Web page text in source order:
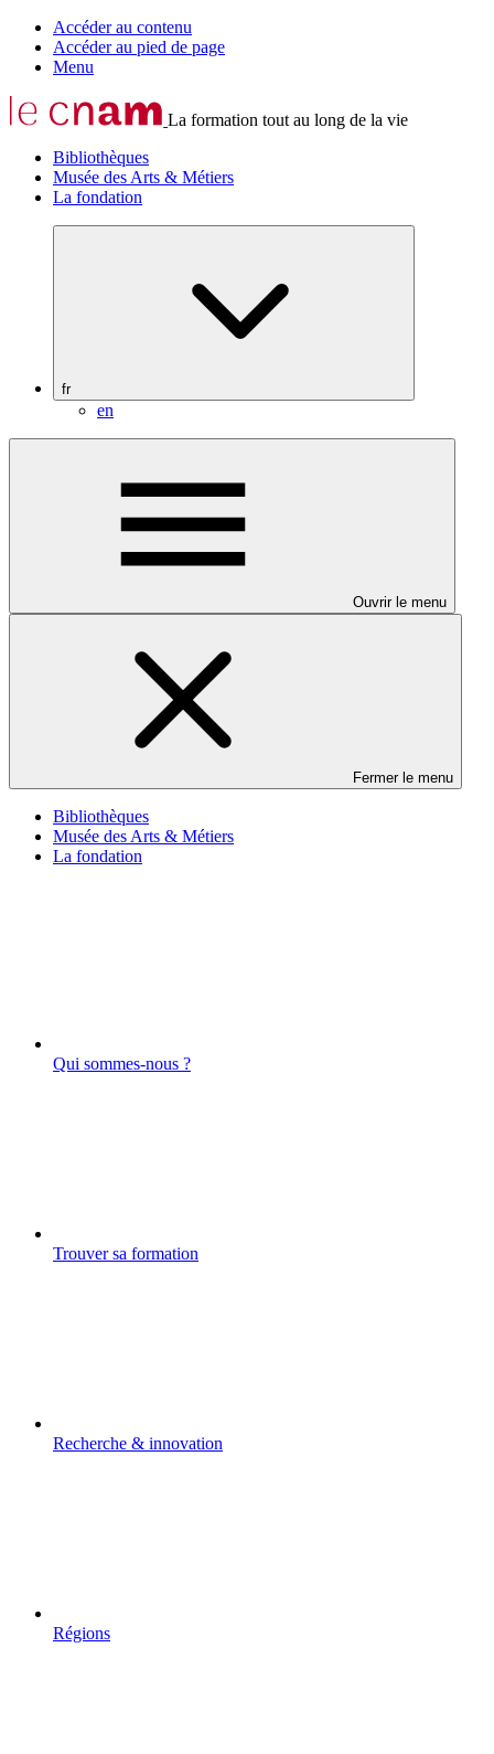
Accéder au contenu
Accéder au pied de page
Menu
La formation tout au long de la vie
Bibliothèques
Musée des Arts & Métiers
La fondation
fr
en
Ouvrir le menu
Fermer le menu
Bibliothèques
Musée des Arts & Métiers
La fondation
Qui sommes-nous ?
Trouver sa formation
Recherche & innovation
Régions